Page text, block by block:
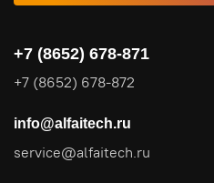
Видеоконференцсвязь
Соответствие требованиям и
Антивирусная защита
+7 (8652) 678-871
+7 (8652) 678-872
info@alfaitech.ru
service@alfaitech.ru